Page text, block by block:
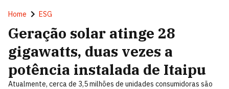
Home ESG
Geração solar atinge 28
gigawatts, duas vezes a
potência instalada de Itaipu
Atualmente, cerca de 3,5 milhões de unidades consumidoras são